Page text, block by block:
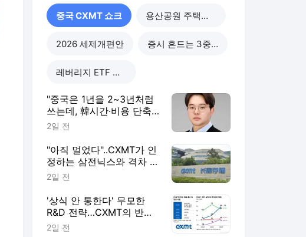
중국 CXMT 쇼크 용산공원 주택공급
2026 세제개편안 증시 흔드는 3중 쏠림
레버리지 ETF 해법은
"중국은 1년을 2~3년처럼
쓰는데, 韓시간·비용 단축
할 정책 시급"
2일 전
"아직 멀었다"..CXMT가 인
정하는 삼전닉스와 격차 들
여다보니
2일 전
'상식 안 통한다' 무모한
R&D 전략…CXMT의 반도
체 축지법
2일 전